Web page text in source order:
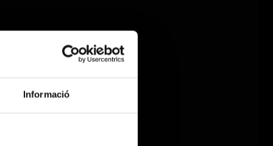
Informació